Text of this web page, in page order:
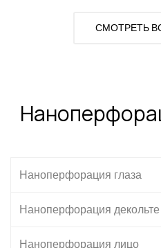
СМОТРЕТЬ
Наноперфорация глаза
Наноперфорация декольте
Наноперфорация лицо